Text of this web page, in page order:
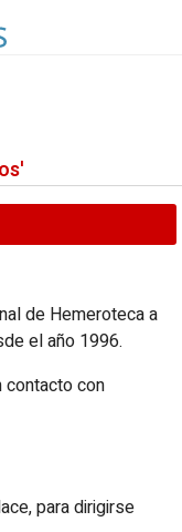
de Hemeroteca a
el año 1996.
contacto con
para dirigirse